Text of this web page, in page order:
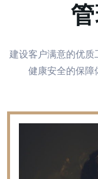
建设客户满意的优
健康安全的保障